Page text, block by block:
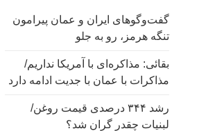
گفت‌وگوهای ایران و عمان پیرامون
تنگه هرمز، رو به جلو
بقائی: مذاکره‌ای با آمریکا نداریم/
مذاکرات با عمان با جدیت ادامه دارد
رشد ۳۴۴ درصدی قیمت روغن/
لبنیات چقدر گران شد؟